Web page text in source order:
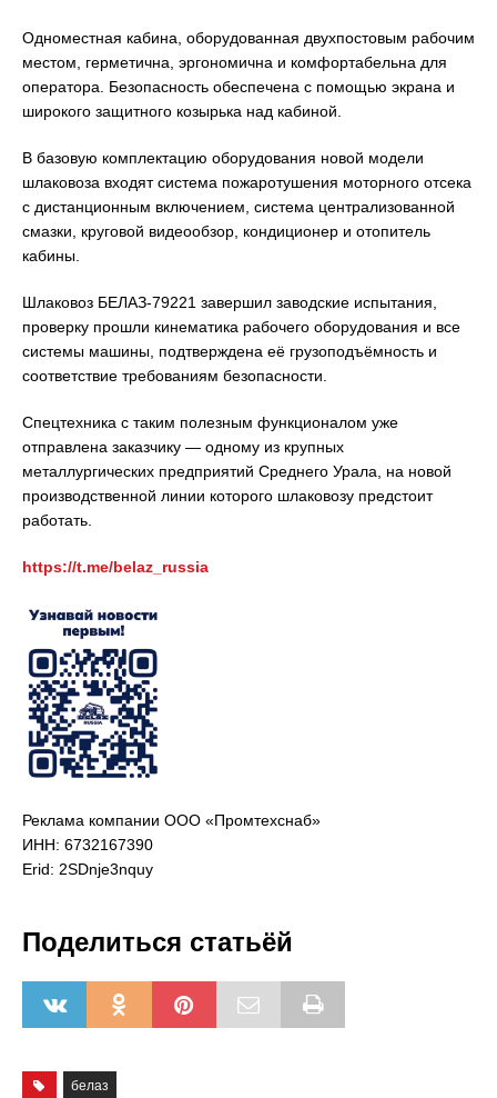
Одноместная кабина, оборудованная двухпостовым рабочим
местом, герметична, эргономична и комфортабельна для
оператора. Безопасность обеспечена с помощью экрана и
широкого защитного козырька над кабиной.
В базовую комплектацию оборудования новой модели
шлаковоза входят система пожаротушения моторного отсека
с дистанционным включением, система централизованной
смазки, круговой видеообзор, кондиционер и отопитель
кабины.
Шлаковоз БЕЛАЗ-79221 завершил заводские испытания,
проверку прошли кинематика рабочего оборудования и все
системы машины, подтверждена её грузоподъёмность и
соответствие требованиям безопасности.
Спецтехника с таким полезным функционалом уже
отправлена заказчику — одному из крупных
металлургических предприятий Среднего Урала, на новой
производственной линии которого шлаковозу предстоит
работать.
https://t.me/belaz_russia
Реклама компании ООО «Промтехснаб»
ИНН: 6732167390
Erid: 2SDnje3nquy
Поделиться статьёй
белаз